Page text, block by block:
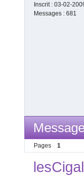
Inscrit : 03-02-
Messages : 681
Pages 1